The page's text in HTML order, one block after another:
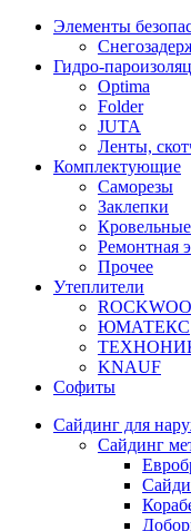
Элементы
Гидро-
Optima
Folder
JUTA
Ленты,
Комплектующие
Саморезы
Заклепки
Ремонтная
Прочее
Утеплители
ЮМАТЕКС
KNAUF
Софиты
Сайдинг для
Сайдинг